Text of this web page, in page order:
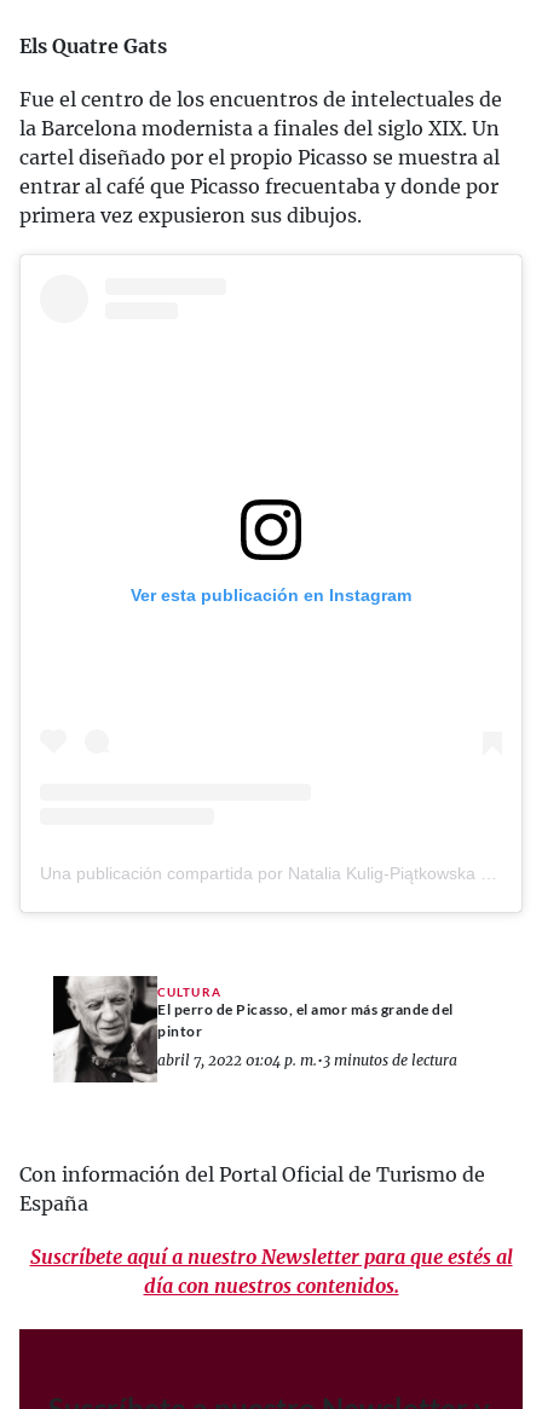
Els Quatre Gats
Fue el centro de los encuentros de intelectuales de
la Barcelona modernista a finales del siglo XIX. Un
cartel diseñado por el propio Picasso se muestra al
entrar al café que Picasso frecuentaba y donde por
primera vez expusieron sus dibujos.
Ver esta publicación en Instagram
CULTURA
El perro de Picasso, el amor más grande del
pintor
abril 7, 2022 01:04 p. m.•3 minutos de lectura
Con información del Portal Oficial de Turismo de
España
Suscríbete aquí a nuestro Newsletter para que estés al
día con nuestros contenidos.